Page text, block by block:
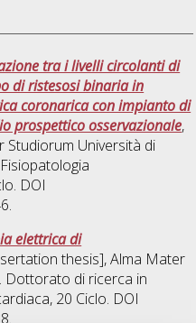
tra i livelli circolanti di
di ristesosi binaria in
coronarica con impianto di
prospettico osservazionale,
Università di
Fisiopatologia
DOI
elettrica di
thesis], Alma Mater
Dottorato di ricerca in
, 20 Ciclo. DOI